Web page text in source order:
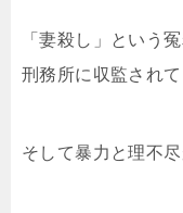
「妻殺し」という
刑務所に収監されて
そして暴力と理不